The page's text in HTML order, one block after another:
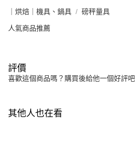
｜烘焙｜機具、鍋具 磅秤量具
人氣商品推薦
評價
喜歡這個商品嗎？購買後給他一個好評吧
其他人也在看